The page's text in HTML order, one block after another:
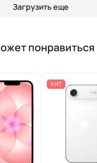
Загрузить еще
понравиться
ХИТ